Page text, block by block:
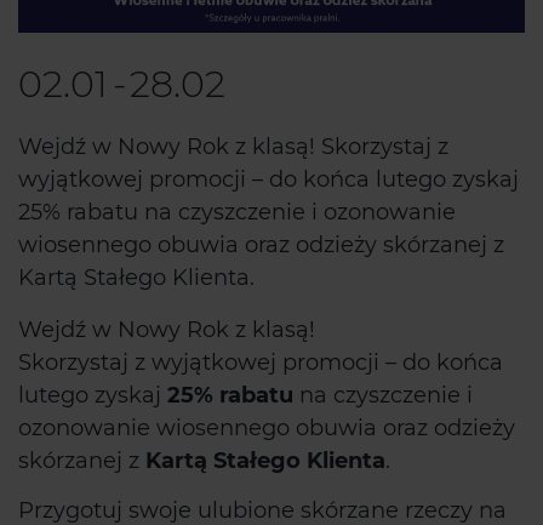
02.01 -28.02
Wejdź w Nowy Rok z klasą! Skorzystaj z
wyjątkowej promocji – do końca lutego zyskaj
25% rabatu na czyszczenie i ozonowanie
wiosennego obuwia oraz odzieży skórzanej z
Kartą Stałego Klienta.
Wejdź w Nowy Rok z klasą!
Skorzystaj z wyjątkowej promocji – do końca
lutego zyskaj 25% rabatu na czyszczenie i
ozonowanie wiosennego obuwia oraz odzieży
skórzanej z Kartą Stałego Klienta.
Przygotuj swoje ulubione skórzane rzeczy na